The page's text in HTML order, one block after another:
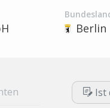
Berlin
Ist